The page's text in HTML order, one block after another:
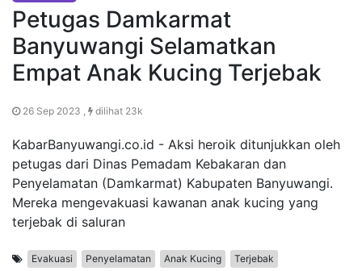
Petugas Damkarmat
Banyuwangi Selamatkan
Empat Anak Kucing Terjebak
26 Sep 2023 , dilihat 23k
KabarBanyuwangi.co.id - Aksi heroik ditunjukkan oleh
petugas dari Dinas Pemadam Kebakaran dan
Penyelamatan (Damkarmat) Kabupaten Banyuwangi.
Mereka mengevakuasi kawanan anak kucing yang
terjebak di saluran
Evakuasi Penyelamatan Anak Kucing
Terjebak